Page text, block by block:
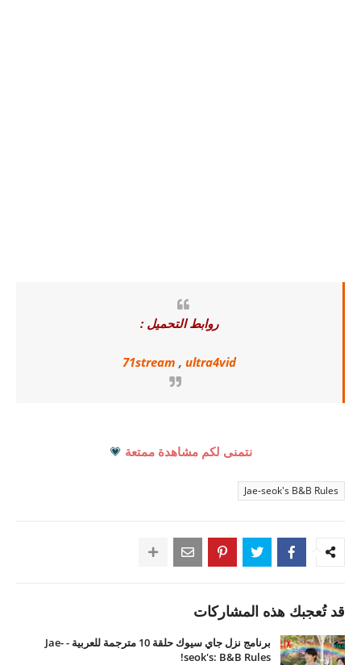
روابط التحميل :
71stream , ultra4vid
نتمنى لكم مشاهدة ممتعة 💗
Jae-seok's B&B Rules
قد تُعجبك هذه المشاركات
برنامج نزل جاي سيوك حلقة 10 مترجمة للعربية - Jae-
seok's: B&B Rules!